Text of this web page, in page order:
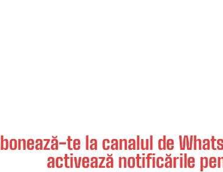
te la canalul de
activează notificările